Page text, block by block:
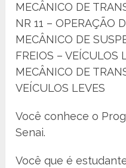
MECÂNICO DE
NR 11 – OPERAÇÃO
MECÂNICO DE
FREIOS – VEÍCULOS
MECÂNICO DE
VEÍCULOS LEVES
Você conhece o
Senai.
Você que é